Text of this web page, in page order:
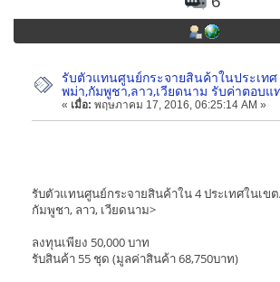
รับตัวแทนศูนย์กระจายสินค้าในประเทศ
พม่า,กัมพูชา,ลาว,เวียดนาม รับค่าตอบ
« เมื่อ: พฤษภาคม 17, 2016, 06:25:14 AM »
รับตัวแทนศูนย์กระจายสินค้าใน 4 ประเทศในเขต
กัมพูชา, ลาว, เวียดนาม>
ลงทุนเพียง 50,000 บาท
รับสินค้า 55 ชุด (มูลค่าสินค้า 68,750บาท)